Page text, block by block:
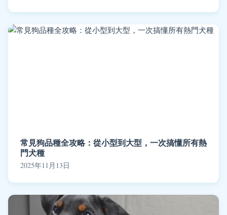
常見狗品種全攻略：從小型到大型，一次搞懂所有熱
門犬種
2025年11月13日